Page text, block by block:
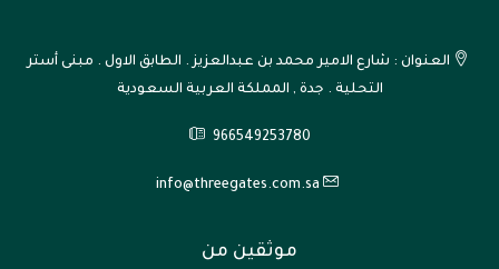
العنوان : شارع الامير محمد بن عبدالعزيز . الطابق الاول . مبنى أستر
التحلية . جدة , المملكة العربية السعودية
966549253780
info@threegates.com.sa
موثقين من